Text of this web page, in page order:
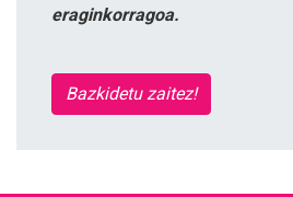
eraginkorragoa.
Bazkidetu zaitez!